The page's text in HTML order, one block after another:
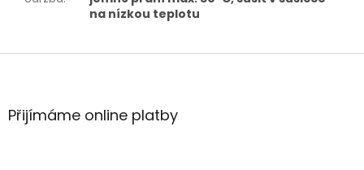
na nízkou teplotu
Z
aPřijímáme online platby